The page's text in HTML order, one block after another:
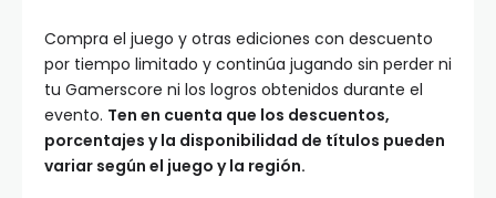
Compra el juego y otras ediciones con descuento
por tiempo limitado y continúa jugando sin perder ni
tu Gamerscore ni los logros obtenidos durante el
evento. Ten en cuenta que los descuentos,
porcentajes y la disponibilidad de títulos pueden
variar según el juego y la región.